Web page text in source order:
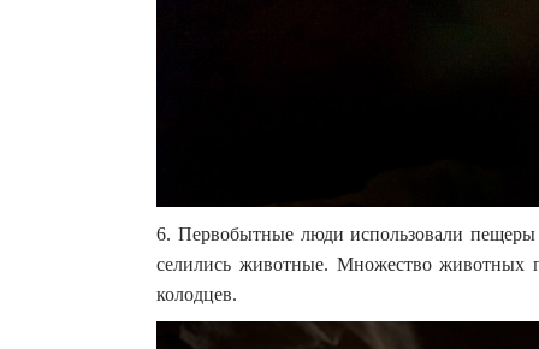
6. Первобытные люди использовали
селились животные. Множество животных
колодцев.